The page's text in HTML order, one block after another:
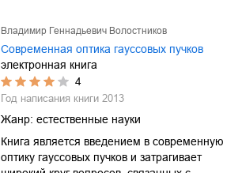
Владимир Геннадьевич Волостников
Современная оптика гауссовых пучков
электронная книга
4
Год написания книги 2013
Жанр: естественные науки
Книга является введением в современную
оптику гауссовых пучков и затрагивает